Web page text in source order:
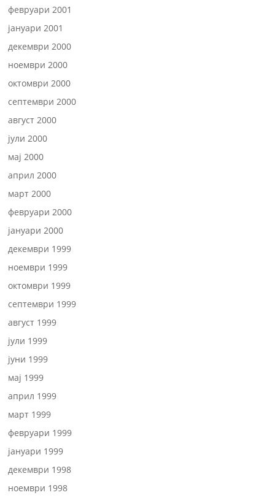
февруари 2001
јануари 2001
декември 2000
ноември 2000
октомври 2000
септември 2000
август 2000
јули 2000
мај 2000
април 2000
март 2000
февруари 2000
јануари 2000
декември 1999
ноември 1999
октомври 1999
септември 1999
август 1999
јули 1999
јуни 1999
мај 1999
април 1999
март 1999
февруари 1999
јануари 1999
декември 1998
ноември 1998